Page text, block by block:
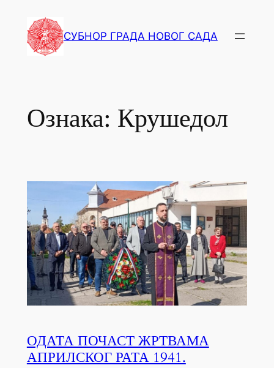
СУБНОР ГРАДА НОВОГ САДА
Ознака: Крушедол
ОДАТА ПОЧАСТ ЖРТВАМА
АПРИЛСКОГ РАТА 1941.